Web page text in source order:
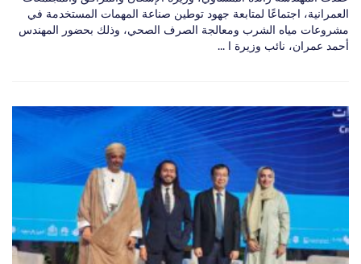
العمرانية، اجتماعًا لمتابعة جهود توطين صناعة المهمات المستخدمة في
مشروعات مياه الشرب ومعالجة الصرف الصحي، وذلك بحضور المهندس
أحمد عمران، نائب وزيرة ا ...